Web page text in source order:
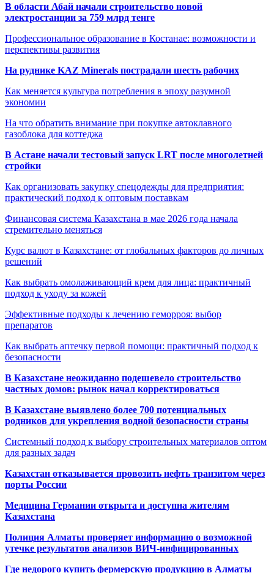
В области Абай начали строительство новой
электростанции за 759 млрд тенге
Профессиональное образование в Костанае: возможности и
перспективы развития
На руднике KAZ Minerals пострадали шесть рабочих
Как меняется культура потребления в эпоху разумной
экономии
На что обратить внимание при покупке автоклавного
газоблока для коттеджа
В Астане начали тестовый запуск LRT после многолетней
стройки
Как организовать закупку спецодежды для предприятия:
практический подход к оптовым поставкам
Финансовая система Казахстана в мае 2026 года начала
стремительно меняться
Курс валют в Казахстане: от глобальных факторов до личных
решений
Как выбрать омолаживающий крем для лица: практичный
подход к уходу за кожей
Эффективные подходы к лечению геморроя: выбор
препаратов
Как выбрать аптечку первой помощи: практичный подход к
безопасности
В Казахстане неожиданно подешевело строительство
частных домов: рынок начал корректироваться
В Казахстане выявлено более 700 потенциальных
родников для укрепления водной безопасности страны
Системный подход к выбору строительных материалов оптом
для разных задач
Казахстан отказывается провозить нефть транзитом через
порты России
Медицина Германии открыта и доступна жителям
Казахстана
Полиция Алматы проверяет информацию о возможной
утечке результатов анализов ВИЧ-инфицированных
Где недорого купить фермерскую продукцию в Алматы